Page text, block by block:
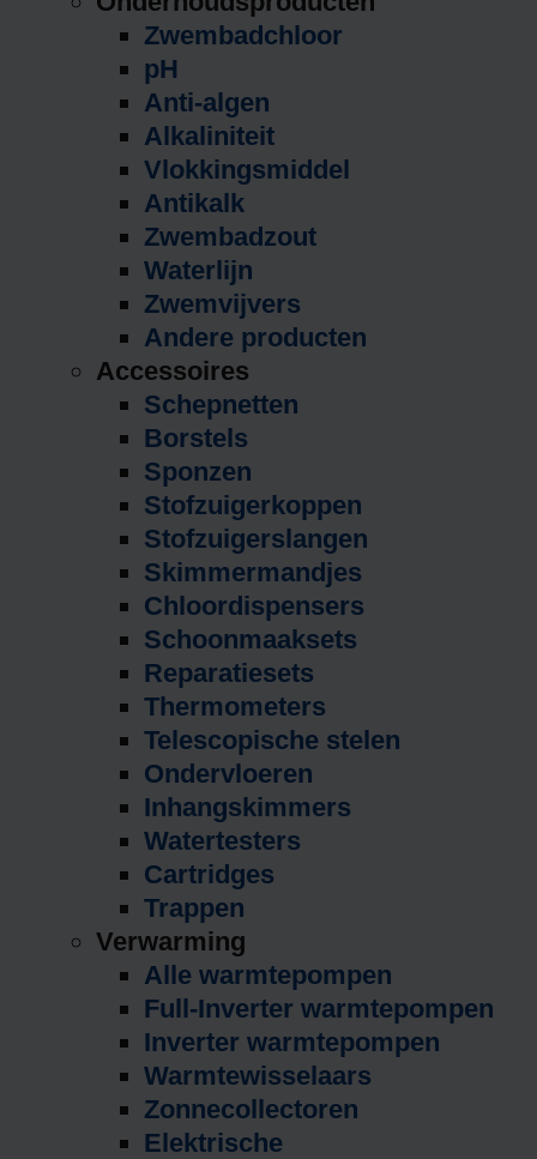
Zwembadchloor
pH
Anti-algen
Alkaliniteit
Vlokkingsmiddel
Antikalk
Zwembadzout
Waterlijn
Zwemvijvers
Andere producten
Accessoires
Schepnetten
Borstels
Sponzen
Stofzuigerkoppen
Stofzuigerslangen
Skimmermandjes
Chloordispensers
Schoonmaaksets
Reparatiesets
Thermometers
Telescopische stelen
Ondervloeren
Inhangskimmers
Watertesters
Cartridges
Trappen
Verwarming
Alle warmtepompen
Full-Inverter warmtepompen
Inverter warmtepompen
Warmtewisselaars
Zonnecollectoren
Elektrische